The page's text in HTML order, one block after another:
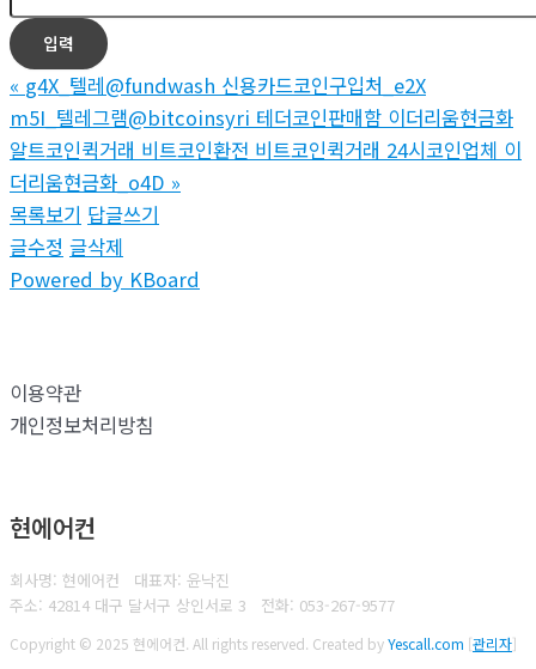
« g4X_텔레@fundwash 신용카드코인구입처_e2X
m5I_텔레그램@bitcoinsyri 테더코인판매함 이더리움현금화
알트코인퀵거래 비트코인환전 비트코인퀵거래 24시코인업체 이
더리움현금화_o4D »
목록보기 답글쓰기
글수정 글삭제
Powered by KBoard
이용약관
개인정보처리방침
현에어컨
회사명: 현에어컨 대표자: 윤낙진
주소: 42814 대구 달서구 상인서로 3 전화: 053-267-9577
Copyright © 2025 현에어컨. All rights reserved. Created byYescall.com [관리자]